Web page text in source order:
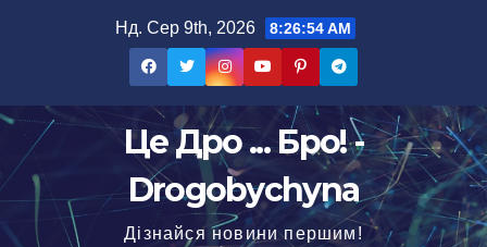
Нд. Сер 9th, 2026 8:26:55 AM
Це Дро ... Бро! -
Drogobychyna
Дізнайся новини першим!